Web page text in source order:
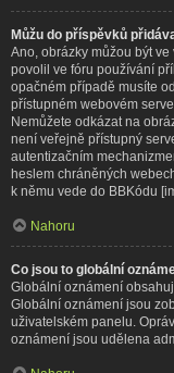
Můžu do příspěvků
Ano, obrázky můžou být
povolil ve fóru používání
opačném případě musíte
přístupném webovém
Nemůžete odkázat na
není veřejně přístupný
autentizačním
heslem chráněných
k němu vede do BBKódu
Nahoru
Co jsou to globální
Globální oznámení
Globální oznámení jsou
uživatelském panelu.
oznámení jsou udělena